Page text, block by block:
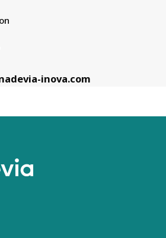
inova.com